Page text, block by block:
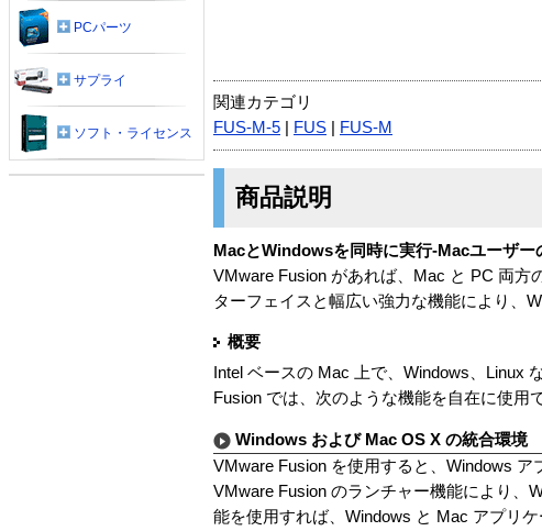
関連カテゴリ
FUS-M-5
FUS FUS-M
商品説明
MacとWindowsを同時に実行-Macユーザー
VMware Fusion があれば、Mac と PC 両方
ターフェイスと幅広い強力な機能により、
概要
Intel ベースの Mac 上で、Windows、Linux
Fusion では、次のような機能を自在に使用
Windows および Mac OS X の統合環境
VMware Fusion を使用すると、Windows
VMware Fusion のランチャー機能により、
能を使用すれば、Windows と Mac アプリ
PCパーツ
サプライ
ソフト・ライセンス